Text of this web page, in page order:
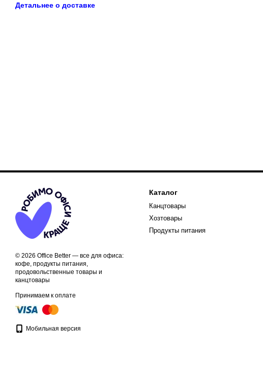
Детальнее о доставке
© 2026 Office Better — все для офиса:
кофе, продукты питания,
продовольственные товары и
канцтовары
Принимаем к оплате
Мобильная версия
Каталог
Канцтовары
Хозтовары
Продукты питания